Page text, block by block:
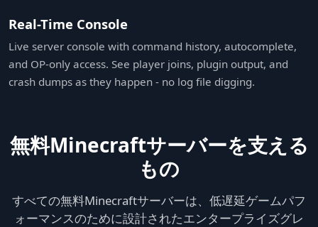
Real-Time Console
Live server console with command history, autocomplete,
and OP-only access. See player joins, plugin output, and
crash dumps as they happen - no log file digging.
無料Minecraftサーバーを支える
もの
すべての無料Minecraftサーバーは、低遅延ゲームパフ
ォーマンスのために設計されたエンタープライズグレ